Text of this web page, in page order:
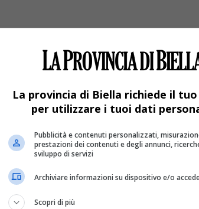
sulla viabilità locale.
La provincia di Biella richiede il tuo
per utilizzare i tuoi dati
Pubblicità e contenuti personalizzati,
prestazioni dei contenuti e degli annunci,
sviluppo di servizi
Archiviare informazioni su dispositivo e/o
Scopri di più